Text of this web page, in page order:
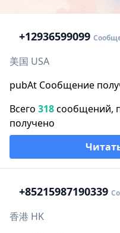
+12936599099
美国 USA
pubAt Сообщение
Всего 318сообщений,
получено
+85215987190339
香港 HK